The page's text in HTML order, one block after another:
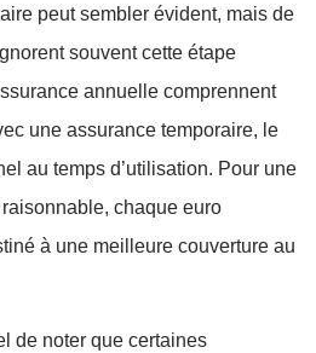
peut sembler évident, mais de
souvent cette étape
annuelle comprennent
une assurance temporaire, le
au temps d’utilisation. Pour une
chaque euro
à une meilleure couverture au
de noter que certaines